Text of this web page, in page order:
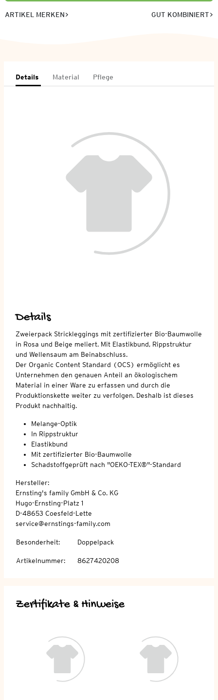
ARTIKEL MERKEN GUT KOMBINIERT
Details Material Pflege
Details
Zweierpack Strickleggings mit zertifizierter Bio-Baumwolle
in Rosa und Beige meliert. Mit Elastikbund, Rippstruktur
und Wellensaum am Beinabschluss.
Der Organic Content Standard (OCS) ermöglicht es
Unternehmen den genauen Anteil an ökologischem
Material in einer Ware zu erfassen und durch die
Produktionskette weiter zu verfolgen. Deshalb ist dieses
Produkt nachhaltig.
Melange-Optik
In Rippstruktur
Elastikbund
Mit zertifizierter Bio-Baumwolle
Schadstoffgeprüft nach "OEKO-TEX®"-Standard
Hersteller:
Ernsting's family GmbH & Co. KG
Hugo-Ernsting-Platz 1
D-48653 Coesfeld-Lette
service@ernstings-family.com
Besonderheit: Doppelpack
Artikelnummer: 8627420208
Zertifikate & Hinweise